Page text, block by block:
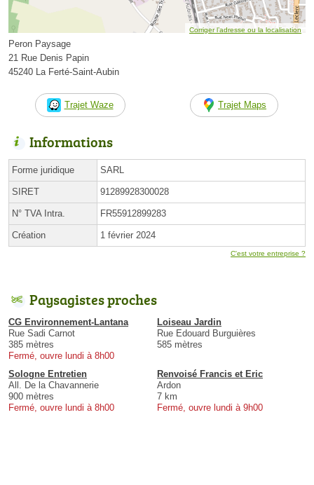
Corriger l’adresse ou la localisation
Peron Paysage
21 Rue Denis Papin
45240 La Ferté-Saint-Aubin
Trajet Waze Trajet Maps
Informations
Forme juridique SARL
SIRET 91289928300028
N° TVA Intra. FR55912899283
Création 1 février 2024
C'est votre entreprise ?
Paysagistes proches
CG Environnement-Lantana
Rue Sadi Carnot
385 mètres
Fermé, ouvre lundi à 8h00
Loiseau Jardin
Rue Edouard Burguières
585 mètres
Sologne Entretien
All. De la Chavannerie
900 mètres
Fermé, ouvre lundi à 8h00
Renvoisé Francis et Eric
Ardon
7 km
Fermé, ouvre lundi à 9h00